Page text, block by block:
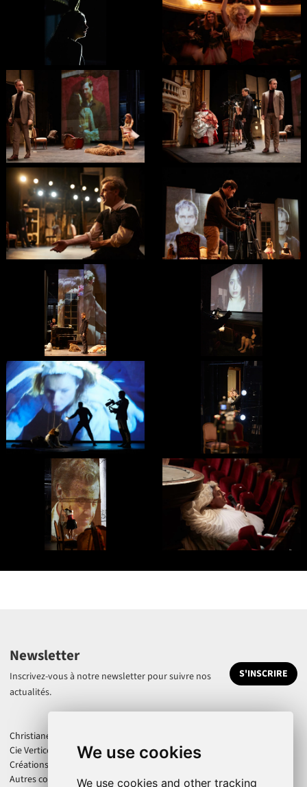
We use cookies
We use cookies and other tracking
Newsletter
Inscrivez-vous à notre newsletter pour suivre nos
actualités.
S'INSCRIRE
Christiane Jatahy
Cie Vertice
Créations
Autres collaborations